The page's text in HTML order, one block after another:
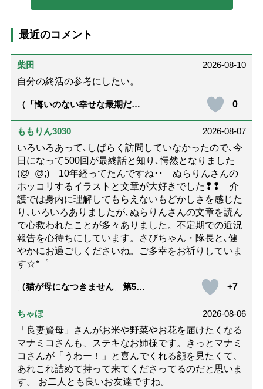
最近のコメント
柴田
2026-08-10
自分の終活の参考にしたい。
（「悔いのない幸せな最期だっ
り返る母の在宅介護と看取り｜
幸せな在宅死のために医師が教
0
ももりん3030
2026-08-07
いろいろあって､しばらく訪問していなかったので､今
日になって500回が最終話と知り､愕然となりました
(@_@;) 10年経ってたんですね･･ ぬらりんさんの
ホッコリするイラストと文章が大好きでした❢❢ 介
護では身内に理解してもらえないもどかしさを感じた
り､いろいろありましたが､ぬらりんさんの文章を読ん
で心救われたことが多々ありました。不定期での近況
報告を心待ちにしています。さびちゃん・隊長と､健
やかにお過ごしくださいね。ご多幸をお祈りしていま
す☆*゜
（猫が母になつきません 第500
+7
ちゃぼ
2026-08-06
「良妻賢母」さんがお米や野菜やお花を届けたくなる
マナミコさんも、ステキなお姉様です。きっとマナミ
コさんが「うわー！」と喜んでくれる顔を見たくて、
あれこれ詰めて持って来てくださってるのだと思いま
す。 お二人とも良いお友達ですね。